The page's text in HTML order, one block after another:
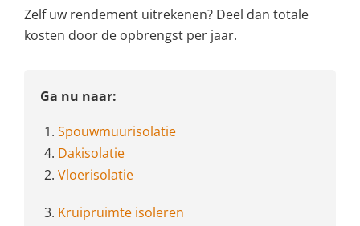
Zelf uw rendement uitrekenen? Deel dan totale
kosten door de opbrengst per jaar.
Ga nu naar:
1. Spouwmuurisolatie
4. Dakisolatie
2. Vloerisolatie
3. Kruipruimte isoleren